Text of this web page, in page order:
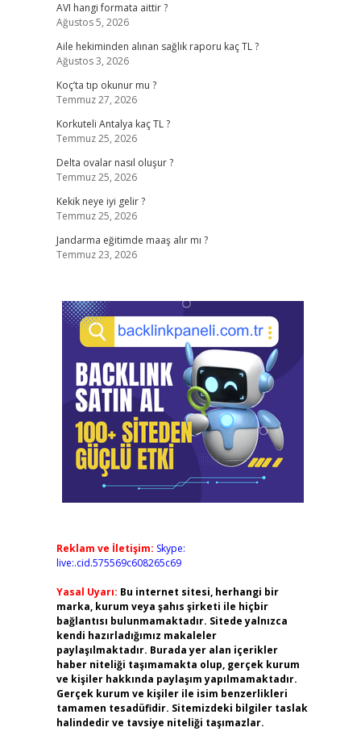
AVI hangi formata aittir ?
Ağustos 5, 2026
Aile hekiminden alınan sağlık raporu kaç TL ?
Ağustos 3, 2026
Koç’ta tıp okunur mu ?
Temmuz 27, 2026
Korkuteli Antalya kaç TL ?
Temmuz 25, 2026
Delta ovalar nasıl oluşur ?
Temmuz 25, 2026
Kekik neye iyi gelir ?
Temmuz 25, 2026
Jandarma eğitimde maaş alır mı ?
Temmuz 23, 2026
Reklam ve İletişim: Skype:
live:.cid.575569c608265c69
Yasal Uyarı: Bu internet sitesi, herhangi bir
marka, kurum veya şahıs şirketi ile hiçbir
bağlantısı bulunmamaktadır. Sitede yalnızca
kendi hazırladığımız makaleler
paylaşılmaktadır. Burada yer alan içerikler
haber niteliği taşımamakta olup, gerçek kurum
ve kişiler hakkında paylaşım yapılmamaktadır.
Gerçek kurum ve kişiler ile isim benzerlikleri
tamamen tesadüfidir. Sitemizdeki bilgiler taslak
halindedir ve tavsiye niteliği taşımazlar.